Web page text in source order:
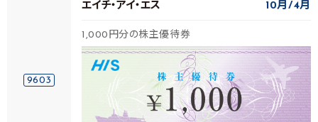
9603
エイチ・アイ・エス 10月 4月
1,000円分の株主優待券